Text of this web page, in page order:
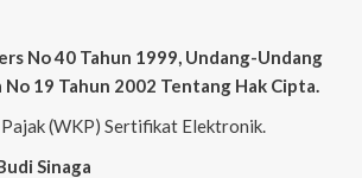
No 40 Tahun 1999, Undang-Undang
19 Tahun 2002 Tentang Hak Cipta
(WKP) Sertifikat Elektronik.
Sinaga